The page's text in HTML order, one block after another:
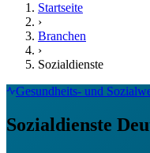
Startseite
›
Branchen
›
Sozialdienste
Gesundheits- und
Sozialdienste